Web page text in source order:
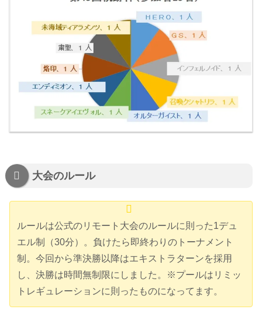
大会のルール
ルールは公式のリモート大会のルールに則った1デュ
エル制（30分）。負けたら即終わりのトーナメント
制。今回から準決勝以降はエキストラターンを採用
し、決勝は時間無制限にしました。※プールはリミッ
トレギュレーションに則ったものになってます。